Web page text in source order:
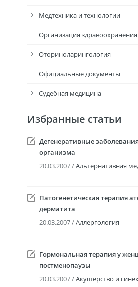
Медтехника и технологии
Организация здравоохранения
Оториноларингология
Официальные документы
Судебная медицина
Избранные статьи
Дегенеративные
организма
20.03.2007 /Альтернативная
Патогенетическая терапия
дерматита
20.03.2007 /Аллергология
Гормональная терапия у
постменопаузы
20.03.2007 /Акушерство и